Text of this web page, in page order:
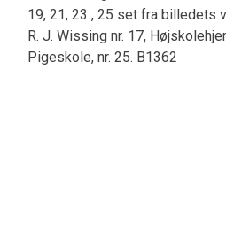
19, 21, 23 , 25 set fra billedets
R. J. Wissing nr. 17,
Pigeskole, nr. 25. B1362